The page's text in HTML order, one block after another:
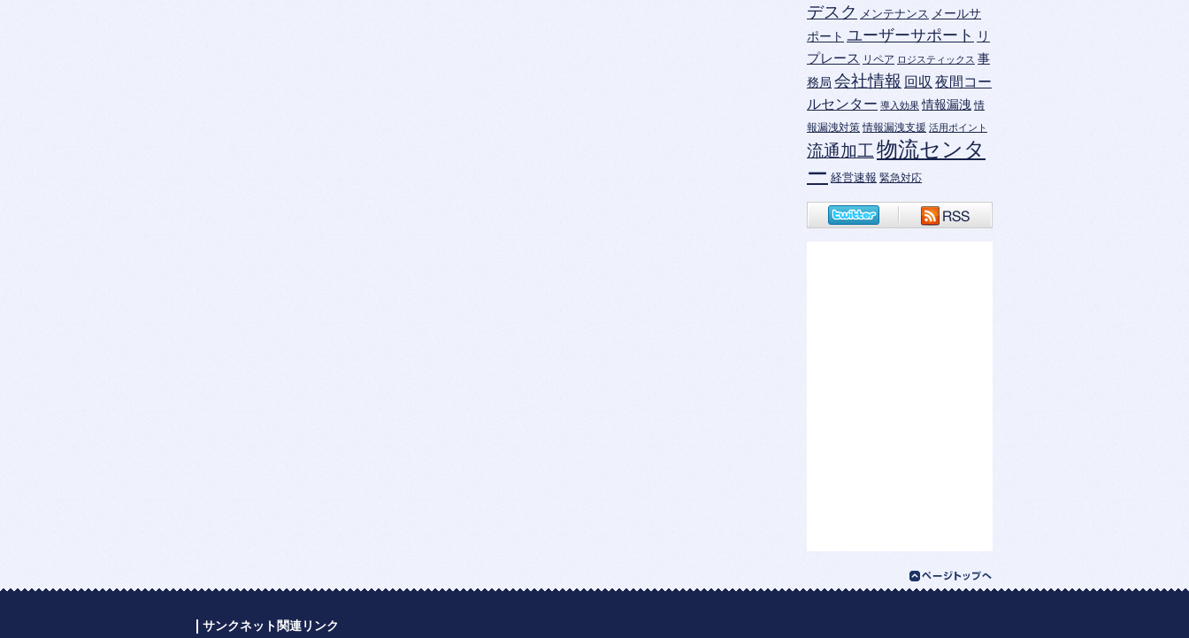
デスク メンテナンス メールサ
ポート ユーザーサポート
リ
プレース リペア ロジスティックス 事
務局 会社情報 回収 夜間コー
ルセンター 導入効果 情報漏洩 情
報漏洩対策 情報漏洩支援 活用ポイント
流通加工 物流センタ
ー 経営速報 緊急対応
サンクネット関連リンク